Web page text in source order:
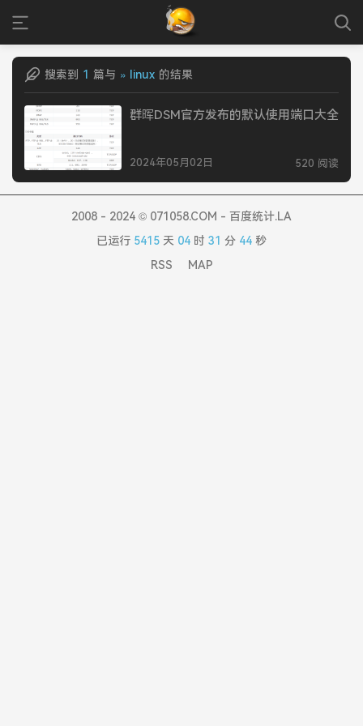
搜索到 1 篇与 » linux 的结果
群晖DSM官方发布的默认使用端口大全
2024年05月02日 520 阅读
2008 - 2024 © 071058.COM - 百度统计.LA
已运行 5415 天 04 时 31 分 44 秒
RSS
MAP